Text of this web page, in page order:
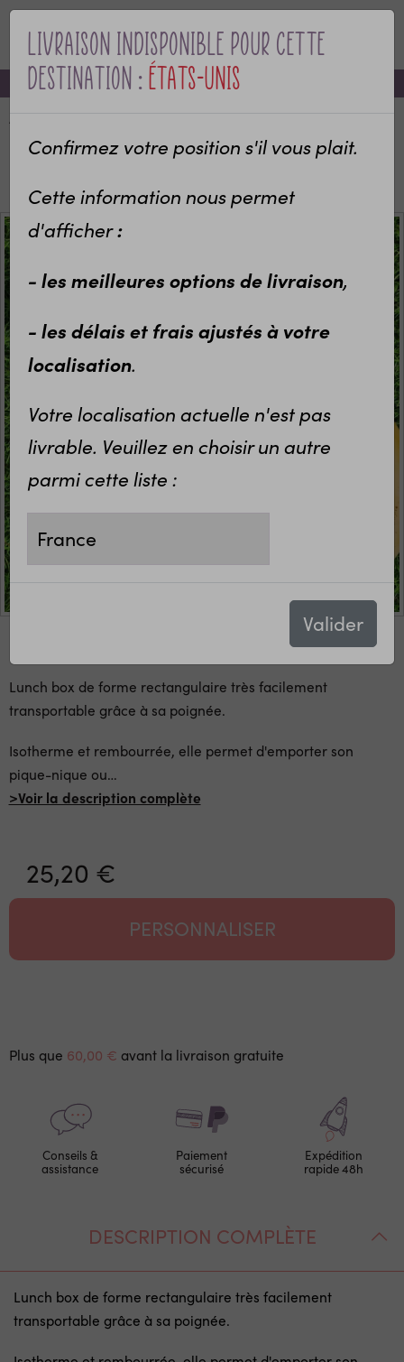
MENU
-10% sur votre première commande avec le code bienvenue
Livraison indisponible pour cette
destination :États-Unis
Confirmez votre position s'il vous plait.
Cette information nous permet
d'afficher:
- les meilleures options de livraison,
- les délais et frais ajustés à votre
localisation.
Votre localisation actuelle n'est pas
livrable. Veuillez en choisir un autre
parmi cette liste :
Valider
Sport et Loisirs
Boîtes à goûter & Lunch box isotherme
Lunch box de forme rectangulaire très facilement
transportable grâce à sa poignée.
Isotherme et rembourrée, elle permet d'emporter son
pique-nique ou…
>Voir la description complète
25,20 €
PERSONNALISER
Plus que 60,00 € avant la livraison gratuite
Conseils &
assistance
Paiement
sécurisé
Expédition
rapide 48h
DESCRIPTION COMPLÈTE
Lunch box de forme rectangulaire très facilement
transportable grâce à sa poignée.